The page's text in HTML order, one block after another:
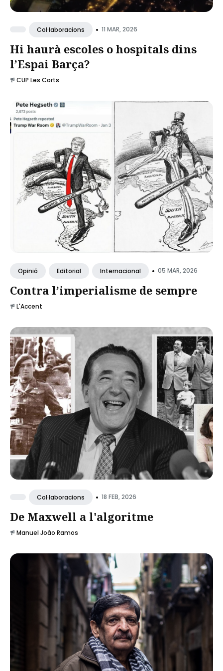
Col·laboracions • 11 MAR, 2026
Hi haurà escoles o hospitals dins
l’Espai Barça?
CUP Les Corts
Opinió Editorial Internacional • 05 MAR, 2026
Contra l’imperialisme de sempre
L'Accent
Col·laboracions • 18 FEB, 2026
De Maxwell a l'algoritme
Manuel João Ramos